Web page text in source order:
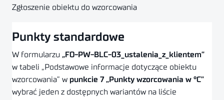
Zgłoszenie obiektu do wzorcowania
Punkty standardowe
W formularzu „FO-PW-BLC-03_ustalenia_z_klientem”
w tabeli „Podstawowe informacje dotyczące obiektu
wzorcowania” w punkcie 7 „Punkty wzorcowania w °C”
wybrać jeden z dostępnych wariantów na liście